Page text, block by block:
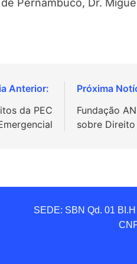
Pernambuco, Dr.
da PEC
Fundação
sobre
SEDE: SBN Qd. 01